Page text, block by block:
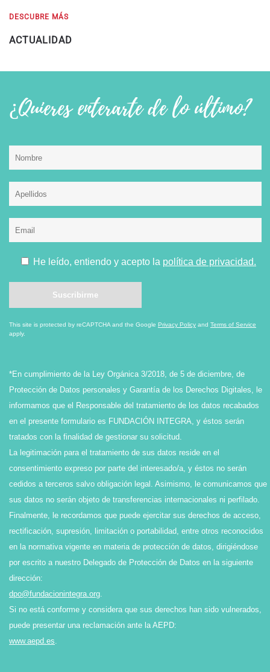
DESCUBRE MÁS
ACTUALIDAD
¿Quieres enterarte de lo último?
He leído, entiendo y acepto la política de privacidad.
This site is protected by reCAPTCHA and the Google Privacy Policy and Terms of Service
apply.
*En cumplimiento de la Ley Orgánica 3/2018, de 5 de diciembre, de
Protección de Datos personales y Garantía de los Derechos Digitales, le
informamos que el Responsable del tratamiento de los datos recabados
en el presente formulario es FUNDACIÓN INTEGRA, y éstos serán
tratados con la finalidad de gestionar su solicitud.
La legitimación para el tratamiento de sus datos reside en el
consentimiento expreso por parte del interesado/a, y éstos no serán
cedidos a terceros salvo obligación legal. Asimismo, le comunicamos que
sus datos no serán objeto de transferencias internacionales ni perfilado.
Finalmente, le recordamos que puede ejercitar sus derechos de acceso,
rectificación, supresión, limitación o portabilidad, entre otros reconocidos
en la normativa vigente en materia de protección de datos, dirigiéndose
por escrito a nuestro Delegado de Protección de Datos en la siguiente
dirección:
dpo@fundacionintegra.org.
Si no está conforme y considera que sus derechos han sido vulnerados,
puede presentar una reclamación ante la AEPD:
www.aepd.es.